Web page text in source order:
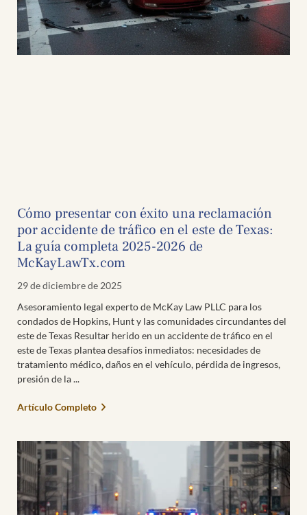
Cómo presentar con éxito una reclamación
por accidente de tráfico en el este de Texas:
La guía completa 2025-2026 de
McKayLawTx.com
29 de diciembre de 2025
Asesoramiento legal experto de McKay Law PLLC para los
condados de Hopkins, Hunt y las comunidades circundantes del
este de Texas Resultar herido en un accidente de tráfico en el
este de Texas plantea desafíos inmediatos: necesidades de
tratamiento médico, daños en el vehículo, pérdida de ingresos,
presión de la
Artículo Completo